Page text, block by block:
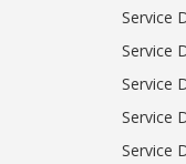
Service
Service
Service
Service
Service